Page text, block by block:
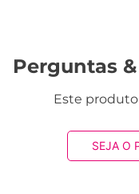
Perguntas
Este
SEJA O